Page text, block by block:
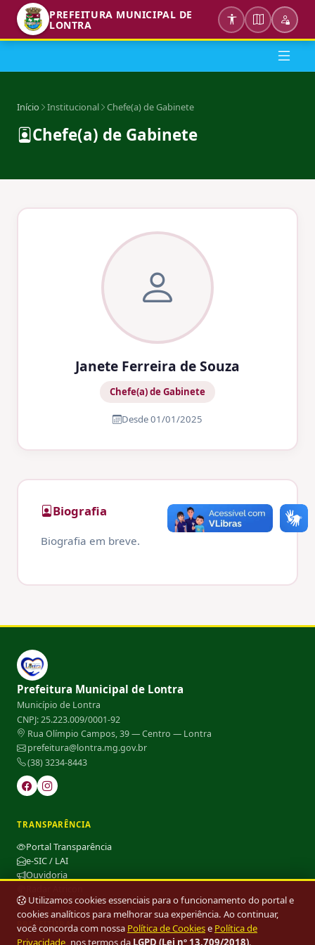
PREFEITURA MUNICIPAL DE
LONTRA
Início Institucional Chefe(a) de Gabinete
Chefe(a) de Gabinete
Janete Ferreira de Souza
Chefe(a) de Gabinete
Desde 01/01/2025
Biografia
Biografia em breve.
Prefeitura Municipal de Lontra
Município de Lontra
CNPJ: 25.223.009/0001-92
Rua Olímpio Campos, 39 — Centro — Lontra
prefeitura@lontra.mg.gov.br
(38) 3234-8443
TRANSPARÊNCIA
Portal Transparência
e-SIC / LAI
Ouvidoria
PREFEITURA
Utilizamos cookies essenciais para o funcionamento do portal e
cookies analíticos para melhorar sua experiência. Ao continuar,
você concorda com nossa Política de Cookiese Política de